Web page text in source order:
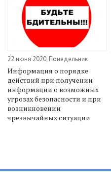
22 июня 2020, Понедельник
Информация о порядке
действий при получении
информации о возможных
угрозах безопасности и при
возникновении
чрезвычайных ситуации